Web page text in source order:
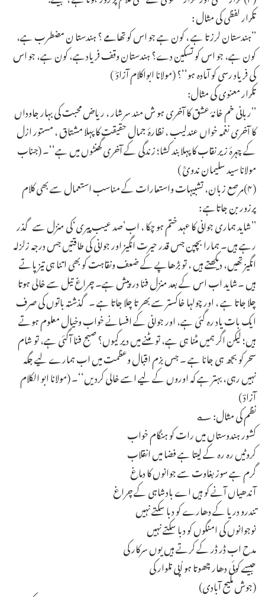
تکرار لفظی کی مثال :
’’ہندستان لرزتا ہے ، کون ہے جو اس کو تھامے ؟ ہندستا ن مضطرب ہے،
کون ہے، جو اس کو تسکین دے؟ ہندستان وقف فریادہے، کون ہے، جو اس
کی فریاد رسی کو آمادہ ہو‘‘؟ (مولانا ابواکلام آزادؔ ؔ)
تکرار معنوی کی مثال:
’’ربانی خم خانۂ عشق کا آخری ہو ش مند سرشار ، ریاض محبت کی بہار جاوداں
کا آخری نغمہ خواں عندلیب ، نظارۂ جمال حقیقت کا پہلا مشتاق ، مستور ازل
کے چہرۂ زیر نقاب کا پہلا بند کشا؛ زندگی کے آخری گھنٹوں میں ہے‘‘۔ (جناب
مولانا سید سلیمان ندویؒ )
(۴)مرصع زبان، تشبیہات واستعارات کے مناسب استعمال سے بھی کلام
پرزور بن جاتاہے :
’’شاید ہماری جوانی کا عہد ختم ہو چکا ، اب’صد عیب پیری‘کی منزل سے گذر
رہے ہیں۔ ہمارا بچپن جس قدر حیرت انگیز اور جوانی کی طاقتیں جس درجہ زلزلہ
انگیز تھیں، دیکھتے ہیں ، تو بڑھاپے کے ضعف ونقاہت کو بھی اتنا ہی تیز پاتے
ہیں ۔شاید اب اس کے بعد منزل فنا درپیش ہے۔ چراغ تیل سے خالی ہوتا
چلا جاتا ہے ، اور چولہا خاکستر سے بھر تا چلا جاتا ہے ۔ گذشتہ باتوں کی صرف
ایک بات یاد رہ گئی ہے، اور جوانی کے افسانے خواب وخیال معلوم ہوتے
ہیں؛ لیکن اگر ہمیں مٹنا ہی ہے، تو مٹنے میں دیر کیوں؟ صبح فنا آگئی ہے، تو شام
سحر کو بجھ ہی جانا ہے ۔ جس بزم اقبال وعظمت میں اب ہمارے لیے جگہ
نہیں رہی، بہتر ہے کہ اوروں کے لیے اسے خالی کردیں‘‘۔ (مولانا ابو الکلام
آزادؔ )
نظم کی مثال: ؎
کشور ہندوستاں میں رات کو ہنگام خواب
کروٹیں رہ رہ کے لیتا ہے فضا میں انقلاب
گرم ہے سوز بغاوت سے جوانوں کا دماغ
آندھیاں آنے کو ہیں اے بادشاہی کے چراغ
تندرو دریا کے دھارے کو دبا سکتے نہیں
نوجوانوں کی امنگوں کو دبا سکتے نہیں
مدح اب ڈر ڈر کے کرتے ہیں یوں سرکار کی
جیسے کوئی دھار چھوتا ہو اُپی تلوار کی
(جوش ملیح آبادی)